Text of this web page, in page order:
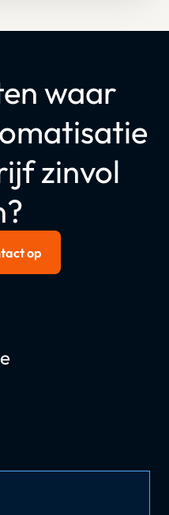
waar
zinvol
op